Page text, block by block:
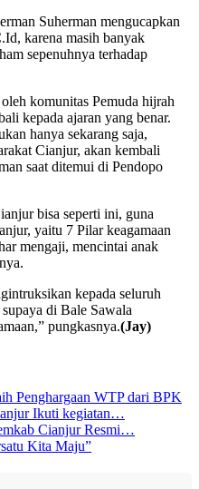
Suherman mengucapkan
karena masih banyak
sepenuhnya terhadap
komunitas Pemuda hijrah
kepada ajaran yang benar.
hanya sekarang saja,
Cianjur, akan kembali
saat ditemui di Pendopo
bisa seperti ini, guna
yaitu 7 Pilar keagamaan
mengaji, mencintai anak
kepada seluruh
di Bale Sawala
pungkasnya.(Jay)
Penghargaan WTP dari BPK
Ikuti kegiatan…
Cianjur Resmi…
Kita Maju”